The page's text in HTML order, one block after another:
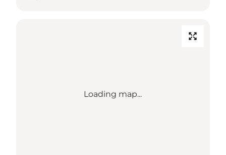
Loading map...